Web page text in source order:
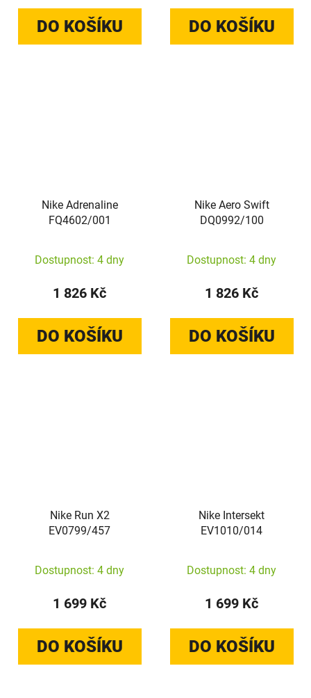
DO KOŠÍKU DO KOŠÍKU
Nike Adrenaline
FQ4602/001
Dostupnost: 4 dny
1 826 Kč
DO KOŠÍKU
Nike Aero Swift
DQ0992/100
Dostupnost: 4 dny
1 826 Kč
DO KOŠÍKU
Nike Run X2
EV0799/457
Dostupnost: 4 dny
1 699 Kč
DO KOŠÍKU
Nike Intersekt
EV1010/014
Dostupnost: 4 dny
1 699 Kč
DO KOŠÍKU